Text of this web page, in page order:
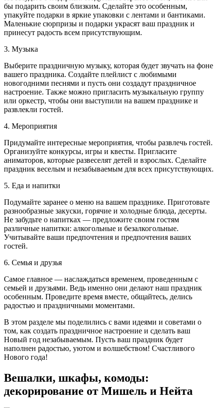
бы подарить своим близким. Сделайте это особенным,
упакуйте подарки в яркие упаковки с лентами и бантиками.
Маленькие сюрпризы и подарки украсят ваш праздник и
принесут радость всем присутствующим.
3. Музыка
Выберите праздничную музыку, которая будет звучать на фоне
вашего праздника. Создайте плейлист с любимыми
новогодними песнями и пусть они создадут праздничное
настроение. Также можно пригласить музыкальную группу
или оркестр, чтобы они выступили на вашем празднике и
развлекли гостей.
4. Мероприятия
Придумайте интересные мероприятия, чтобы развлечь гостей.
Организуйте конкурсы, игры и квесты. Пригласите
аниматоров, которые развеселят детей и взрослых. Сделайте
праздник веселым и незабываемым для всех присутствующих.
5. Еда и напитки
Подумайте заранее о меню на вашем празднике. Приготовьте
разнообразные закуски, горячие и холодные блюда, десерты.
Не забудьте о напитках — предложите своим гостям
различные напитки: алкогольные и безалкогольные.
Учитывайте ваши предпочтения и предпочтения ваших
гостей.
6. Семья и друзья
Самое главное — наслаждаться временем, проведенным с
семьей и друзьями. Ведь именно они делают наш праздник
особенным. Проведите время вместе, общайтесь, делись
радостью и праздничными моментами.
В этом разделе мы поделились с вами идеями и советами о
том, как создать праздничное настроение и сделать ваш
Новый год незабываемым. Пусть ваш праздник будет
наполнен радостью, уютом и волшебством! Счастливого
Нового года!
Вешалки, шкафы, комоды:
декорирование от Мишель и Нейта